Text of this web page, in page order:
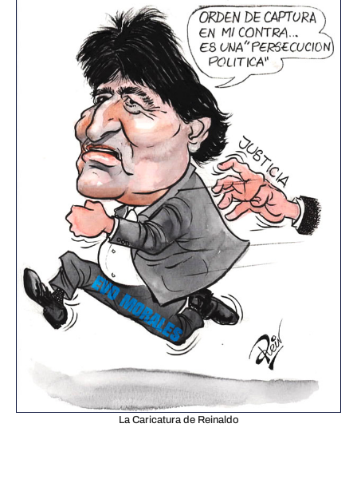
La Caricatura de Reinaldo